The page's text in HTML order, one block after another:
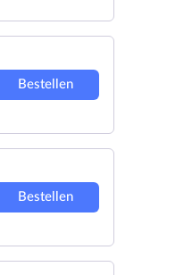
Bestellen
Bestellen